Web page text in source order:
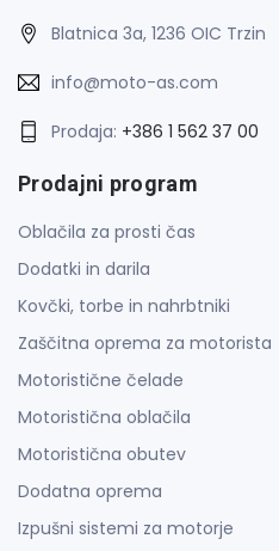
Blatnica 3a, 1236 OIC Trzin
info@moto-as.com
Prodaja: +386 1 562 37 00
Prodajni program
Oblačila za prosti čas
Dodatki in darila
Kovčki, torbe in nahrbtniki
Zaščitna oprema za motorista
Motoristične čelade
Motoristična oblačila
Motoristična obutev
Dodatna oprema
Izpušni sistemi za motorje